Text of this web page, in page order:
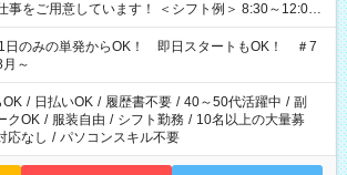
事をご用意しています！ ＜シフト例＞ 8:30～12:00
13:00～22:00 22:00～翌6:00 など
のみの単発からOK！ 即日スタートもOK！ ＃7
～
OK / 日払いOK / 履歴書不要 / 40～50代活躍中 / 副
クOK / 服装自由 / シフト勤務 / 10名以上の大量募
応なし / パソコンスキル不要